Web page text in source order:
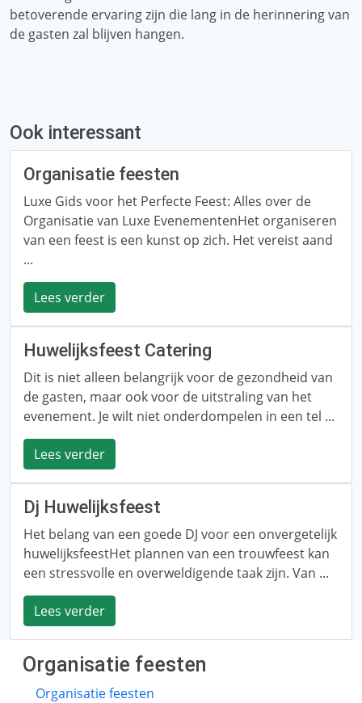
betoverende ervaring zijn die lang in de herinnering van
de gasten zal blijven hangen.
Ook interessant
Organisatie feesten
Luxe Gids voor het Perfecte Feest: Alles over de
Organisatie van Luxe EvenementenHet organiseren
van een feest is een kunst op zich. Het vereist aand
...
Lees verder
Huwelijksfeest Catering
Dit is niet alleen belangrijk voor de gezondheid van
de gasten, maar ook voor de uitstraling van het
evenement. Je wilt niet onderdompelen in een tel ...
Lees verder
Dj Huwelijksfeest
Het belang van een goede DJ voor een onvergetelijk
huwelijksfeestHet plannen van een trouwfeest kan
een stressvolle en overweldigende taak zijn. Van ...
Lees verder
Organisatie feesten
Organisatie feesten